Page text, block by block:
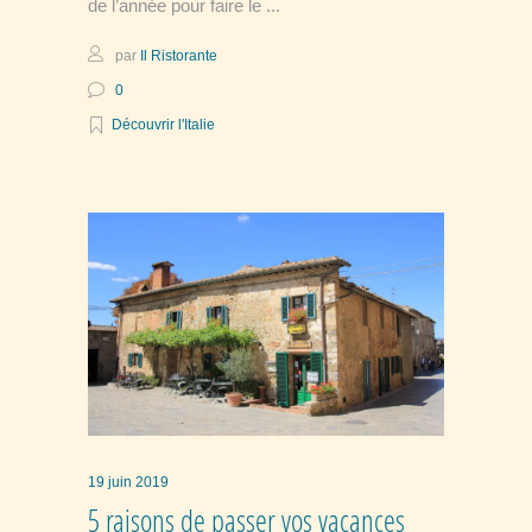
de l’année pour faire le
par Il Ristorante
0
Découvrir l'Italie
19 juin 2019
5 raisons de passer vos vacances